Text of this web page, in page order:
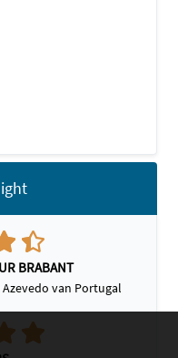
BRABANT
van Portugal